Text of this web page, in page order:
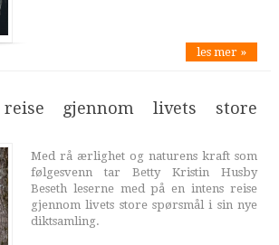
les mer »
gjennom livets store
Med rå ærlighet og naturens kraft som
følgesvenn tar Betty Kristin Husby
Beseth leserne med på en intens reise
gjennom livets store spørsmål i sin nye
diktsamling.